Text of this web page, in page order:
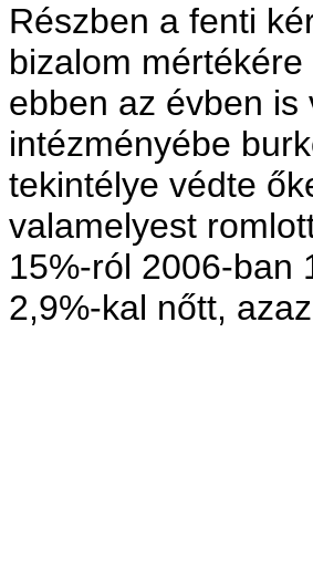
Részben a fenti
bizalom
ebben az évben is
intézményébe
tekintélye védte
valamelyest
15%-ról 2006-ban
2,9%-kal nőtt,